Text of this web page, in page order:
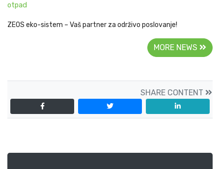
otpad
ZEOS eko-sistem – Vaš partner za održivo poslovanje!
MORE NEWS
SHARE CONTENT